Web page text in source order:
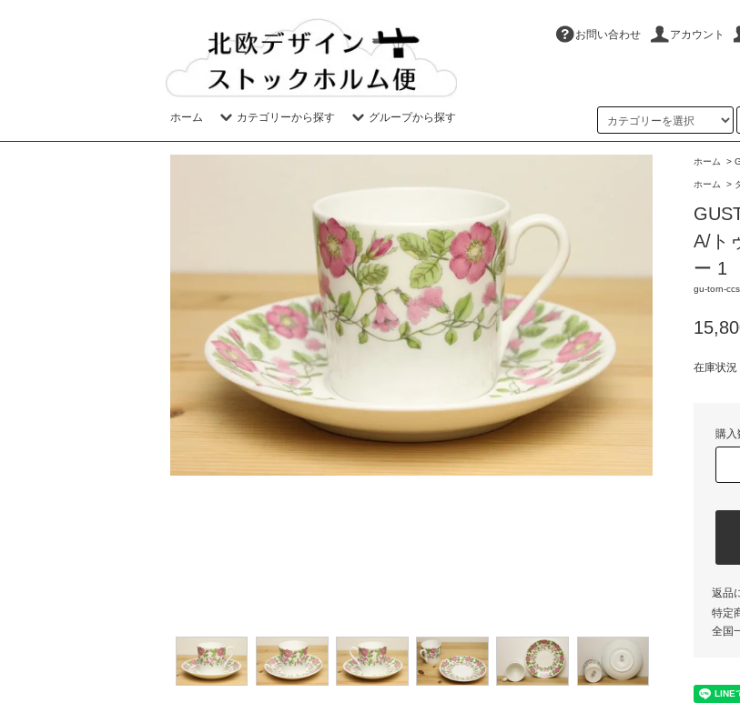
お問い合わせ アカウント
ホーム カテゴリーから探す グループから探す
ホーム >
ホーム >
A/ト
ー 1
gu-torn-
在庫状況
購入
返品
特定
全国